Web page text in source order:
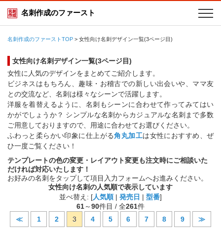
名刺作成のファースト
名刺作成のファーストTOP > 女性向け名刺デザイン一覧(3ページ目)
女性向け名刺デザイン一覧(3ページ目)
女性に人気のデザインをまとめてご紹介します。
ビジネスはもちろん、趣味・お稽古での新しい出会いや、ママ友
との交流など、名刺は様々なシーンで活躍します。
洋服を着替えるように、名刺もシーンに合わせて作ってみてはい
かがでしょうか？ シンプルな名刺からカジュアルな名刺まで多数
ご用意しておりますので、用途に合わせてお選びください。
ふわっと柔らかい印象に仕上がる角丸加工は女性におすすめ、ぜ
ひ一度ご覧ください！
テンプレートの色の変更・レイアウト変更も注文時にご相談いた
だければ対応いたします！
お好みの名刺をタップして項目入力フォームへお進みください。
女性向け名刺の人気順で表示しています
並べ替え: [人気順| 発売日 | 型番]
61～90件目 / 全261件
≪
1 2 3 4 5 6 7 8 9 ≫